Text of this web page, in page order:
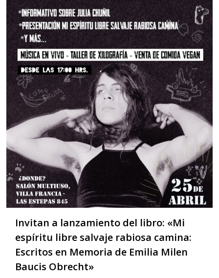
Invitan a lanzamiento del libro: «Mi
espíritu libre salvaje rabiosa camina:
Escritos en Memoria de Emilia Milen
Baucis Obrecht»